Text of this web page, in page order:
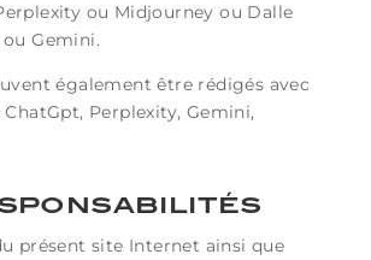
ou Midjourney ou Dalle
Gemini.
également être rédigés avec
ChatGpt, Perplexity, Gemini,
présent site Internet ainsi que